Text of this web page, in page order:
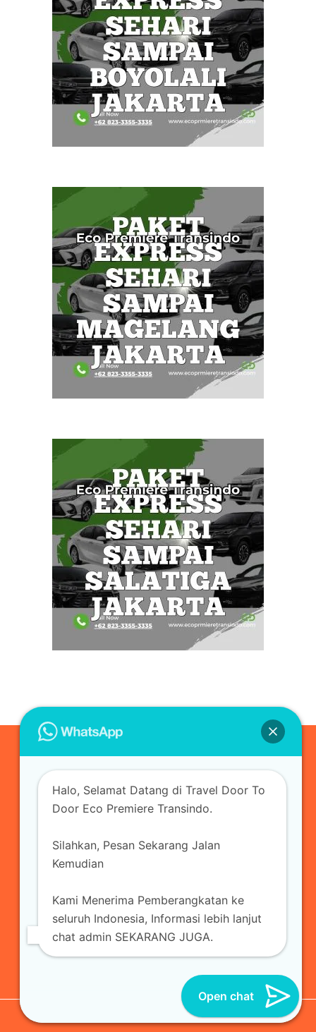
admin@ecopremieretransindo.com
Home
Travel
Kirim Paket Blog Travel Kontak
© 2026 Eco Premiere Transindo | All Reserved
Halo, Selamat Datang di Travel Door To
Door Eco Premiere Transindo.
Silahkan, Pesan Sekarang Jalan
Kemudian
Kami Menerima Pemberangkatan ke
seluruh Indonesia, Informasi lebih lanjut
chat admin SEKARANG JUGA.
Open chat